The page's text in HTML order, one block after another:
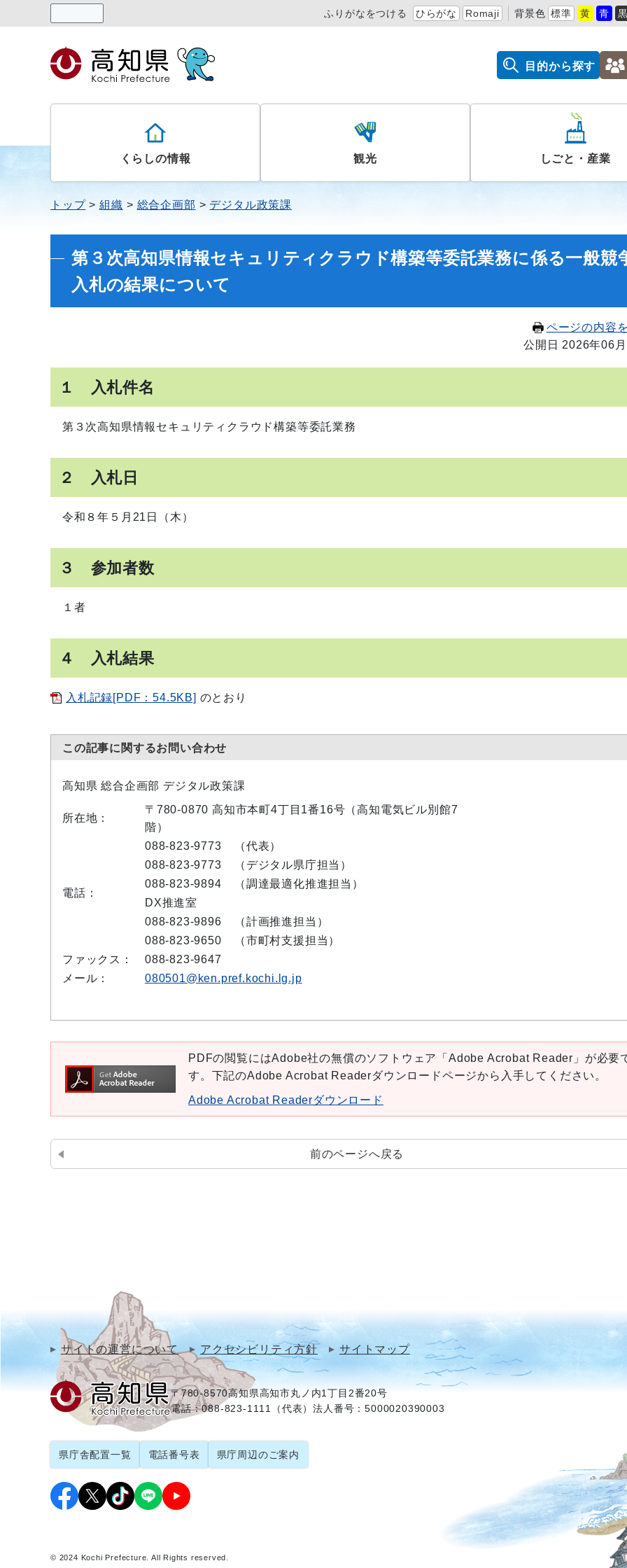
ふりがなをつける ひらがな Romaji 背景色 標準 黄 青
目的から探す
くらしの情報 観光 しごと・産業
トップ 組織 総合企画部 デジタル政策課
第３次高知県情報セキュリティクラウド構築等委託業務に係る一般競
入札の結果について
ページの内容
公開日 2026年06
１ 入札件名
第３次高知県情報セキュリティクラウド構築等委託業務
２ 入札日
令和８年５月21日（木）
３ 参加者数
１者
４ 入札結果
入札記録[PDF：54.5KB] のとおり
この記事に関するお問い合わせ
高知県 総合企画部 デジタル政策課
所在地：
〒780-0870 高知市本町4丁目1番16号（高知電気ビル別館7
階）
電話：
088-823-9773
（代表）
088-823-9773
（デジタル県庁担当）
088-823-9894
（調達最適化推進担当）
DX推進室
088-823-9896
（計画推進担当）
088-823-9650
（市町村支援担当）
ファックス：
088-823-9647
メール：
080501@ken.pref.kochi.lg.jp
PDFの閲覧にはAdobe社の無償のソフトウェア「Adobe Acrobat Reader」が必要
す。下記のAdobe Acrobat Readerダウンロードページから入手してください。
Adobe Acrobat Readerダウンロード
前のページへ戻る
サイトの運営について アクセシビリティ方針 サイトマップ
〒780-8570高知県高知市丸ノ内1丁目2番20号
電話：088-823-1111（代表）法人番号：5000020390003
県庁舎配置一覧 電話番号表 県庁周辺のご案内
© 2024 Kochi Prefecture. All Rights reserved.